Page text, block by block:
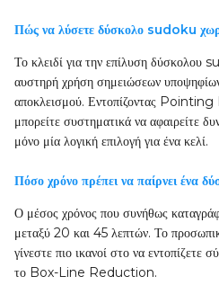
Πώς να λύσετε δύσκολο sudoku
Το κλειδί για την επίλυση δύσκολου
αυστηρή χρήση σημειώσεων
αποκλεισμού. Εντοπίζοντας
μπορείτε συστηματικά να αφαιρείτε
μόνο μία λογική επιλογή για ένα κελί.
Πόσο χρόνο πρέπει να παίρνει ένα
Ο μέσος χρόνος που συνήθως
μεταξύ 20 και 45 λεπτών. Το
γίνεστε πιο ικανοί στο να εντοπίζετε
το Box-Line Reduction.